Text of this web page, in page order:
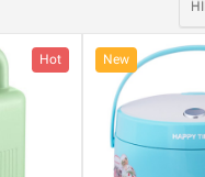
Hot New